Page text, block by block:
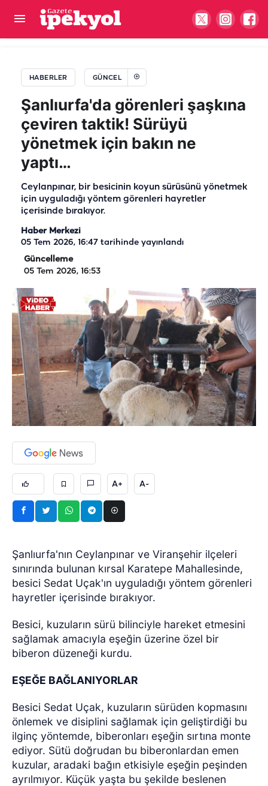
HABERLER GÜNCEL
Şanlıurfa'da görenleri şaşkına
çeviren taktik! Sürüyü
yönetmek için bakın ne
yaptı…
Ceylanpınar, bir besicinin koyun sürüsünü yönetmek
için uyguladığı yöntem görenleri hayretler
içerisinde bırakıyor.
Haber Merkezi
05 Tem 2026, 16:47 tarihinde yayınlandı
Güncelleme
05 Tem 2026, 16:53
A+ A-
Şanlıurfa'nın Ceylanpınar ve Viranşehir ilçeleri
sınırında bulunan kırsal Karatepe Mahallesinde,
besici Sedat Uçak'ın uyguladığı yöntem görenleri
hayretler içerisinde bırakıyor.
Besici, kuzuların sürü bilinciyle hareket etmesini
sağlamak amacıyla eşeğin üzerine özel bir
biberon düzeneği kurdu.
EŞEĞE BAĞLANIYORLAR
Besici Sedat Uçak, kuzuların sürüden kopmasını
önlemek ve disiplini sağlamak için geliştirdiği bu
ilginç yöntemde, biberonları eşeğin sırtına monte
ediyor. Sütü doğrudan bu biberonlardan emen
kuzular, aradaki bağın etkisiyle eşeğin peşinden
ayrılmıyor. Küçük yaşta bu şekilde beslenen
Şanlıurfa'da esnaftan örnek duyarlılık: Can